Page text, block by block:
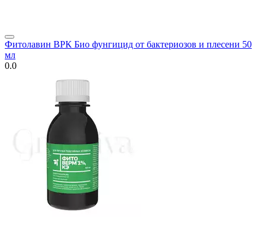
Фитолавин ВРК Био фунгицид от бактериозов и плесени 50
мл
0.0